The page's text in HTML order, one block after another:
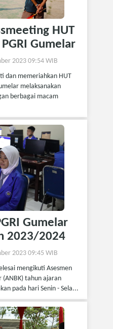
HUT
Gumelar
2023 09:54 WIB
dan memeriahkan HUT
melaksanakan
berbagai macam
Gumelar
2023/2024
2023 09:45 WIB
mengikuti Asesmen
(ANBK) tahun ajaran
pada hari Senin - Sela...